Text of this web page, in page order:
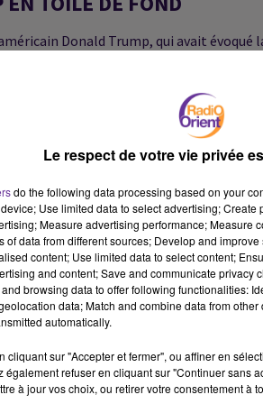
Donald Trump, qui avait évoqué
que de poursuivre une confrontation
aux intentions de Damas et à la nature
AU DIALOGUE
joué par le Hezbollah durant la guerre en
être résolues uniquement par la voie
avec le Hezbollah si cela
passés sans ouvrir un
COMMUNE
Le respect de votre vie privée
do the following data processing based on your
Use limited data to select advertising;
Measure advertising performance; Measure
of data from different sources; Develop and
content; Use limited data to select content;
and content; Save and communicate privacy
browsing data to offer following functionalities:
data; Match and combine data from
automatically.
cliquant sur "Accepter et fermer", ou affiner en
également refuser en cliquant sur "Continuer sans
à jour vos choix, ou retirer votre consentement à